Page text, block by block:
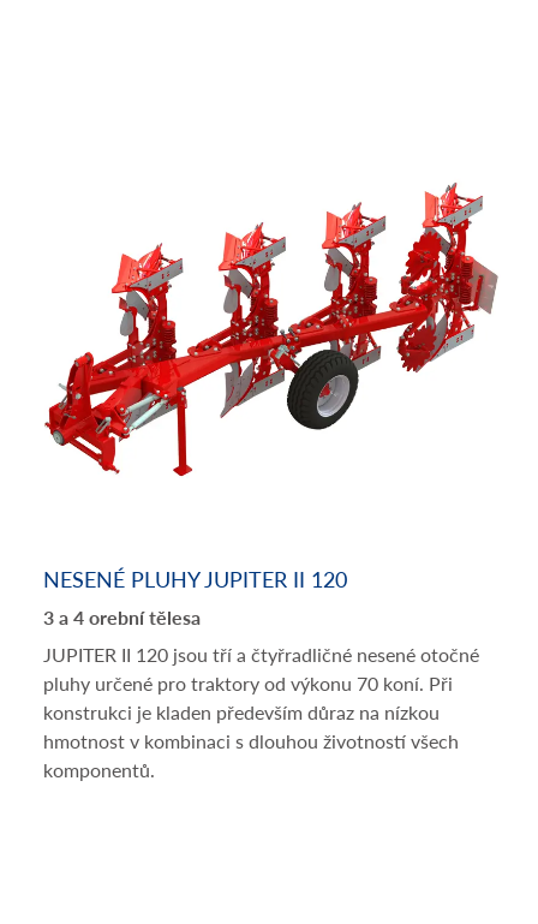
NESENÉ PLUHY JUPITER II 120
3 a 4 orební tělesa
JUPITER II 120 jsou tří a čtyřradličné nesené otočné
pluhy určené pro traktory od výkonu 70 koní. Při
konstrukci je kladen především důraz na nízkou
hmotnost v kombinaci s dlouhou životností všech
komponentů.